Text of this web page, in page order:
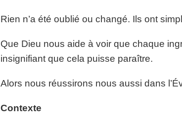
Rien n’a été oublié ou changé. Ils ont
Que Dieu nous aide à voir que chaque
insignifiant que cela puisse paraître.
Alors nous réussirons nous aussi dans
Contexte